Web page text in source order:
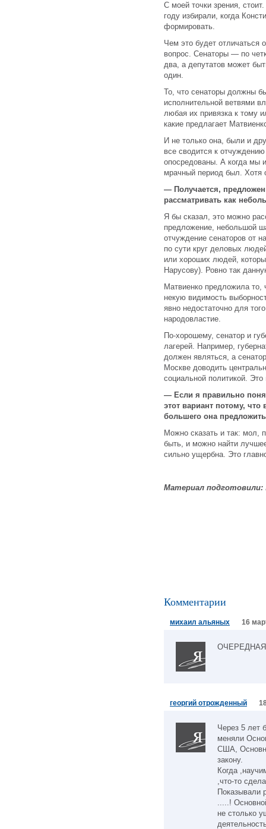
С моей точки зрения,
году избирали, когда
формировать.
Чем это будет отличаться
вопрос. Сенаторы — по
два, а депутатов может
один.
То, что сенаторы должны
исполнительной ветвями
любая их привязка к тому
какие предлагает
И не только она, были и
все сводится к
опосредованы. А когда мы
мрачный период был. Хотя
— Получается,
рассматривать как
Я бы сказал, это можно
предложение, небольшой
отчуждение сенаторов от
по сути круг деловых
или хороших людей,
Нарусову). Ровно так
Матвиенко предложила то,
некую видимость
явно недостаточно для
народовластие.
По-хорошему, сенатор и
лагерей. Например,
должен являться, а
Москве доводить
социальной политикой.
— Если я правильно
этот вариант потому,
большего она
Можно сказать и так: мол,
быть, и можно найти
сильно ущербна. Это
Материал подготовили:
Комментарии
михаил альяных 16
георгий отрожденный
Через 5 лет
меняли
США,
закону.
Когда
,что-то
Показывали
.....!
не столько